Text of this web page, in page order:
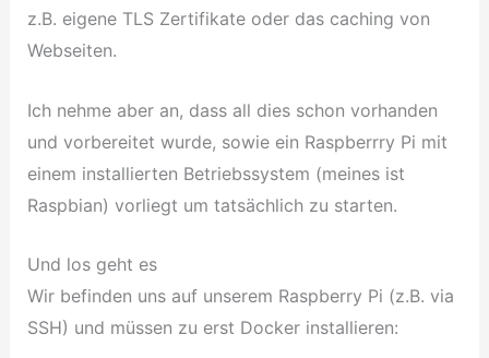
z.B. eigene TLS Zertifikate oder das caching von
Webseiten.
Ich nehme aber an, dass all dies schon vorhanden
und vorbereitet wurde, sowie ein Raspberrry Pi mit
einem installierten Betriebssystem (meines ist
Raspbian) vorliegt um tatsächlich zu starten.
Und los geht es
Wir befinden uns auf unserem Raspberry Pi (z.B. via
SSH) und müssen zu erst Docker installieren: